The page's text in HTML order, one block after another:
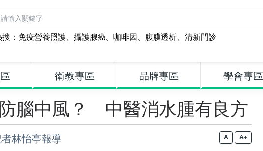
： 免疫營養照護、 攝護腺癌、 咖啡因、 腹膜透析、 清新門診
衛教專區 品牌專區 學會專區
腦中風？ 中醫消水腫有良方
林怡亭報導 +